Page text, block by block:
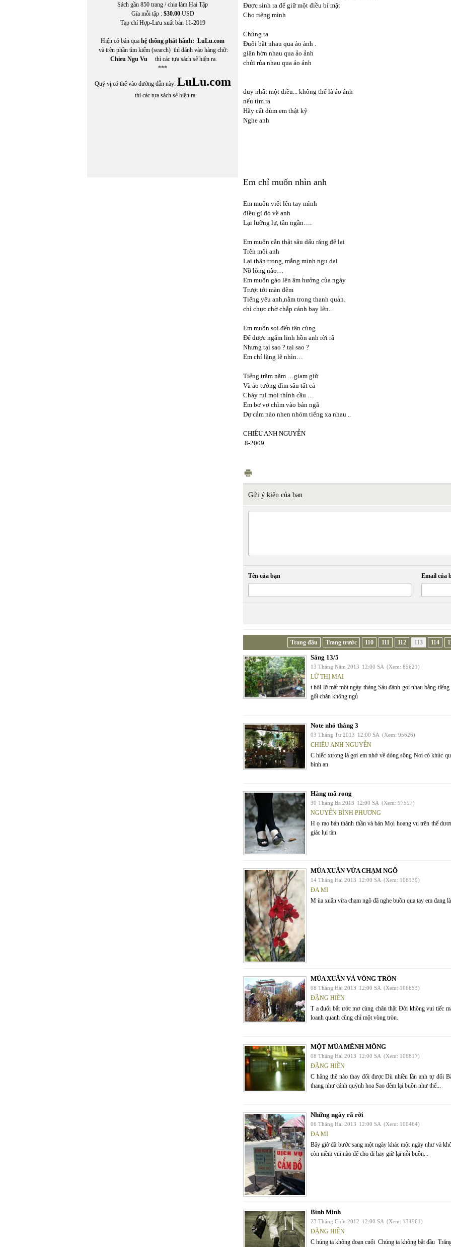
Sách gần 850 trang / chia làm Hai Tập
Gía mỗi tập : $30.00USD
Tạp chí Hợp-Lưu xuất bản 11-2019
Hiện có bán qua hệ thống phát hành: LuLu.com
và trên phần tìm kiếm (search) thì đánh vào hàng chữ:
Chieu Ngu Vu thì các tựa sách sẽ hiện ra.
***
Quý vị có thể vào đường dẫn này: LuLu.com
thì các tựa sách sẽ hiện ra.
Được sinh ra để giữ một điều bí mật
Cho riêng mình
Chúng ta
Đuổi bắt nhau qua ảo ảnh .
giận hờn nhau qua ảo ảnh
chửi rủa nhau qua ảo ảnh
duy nhất một điều... không thể là ảo ảnh
nếu tìm ra
Hãy cất dùm em thật kỹ
Nghe anh
Em chỉ muốn nhìn anh
Em muốn viết lên tay mình
điều gì đó về anh
Lại lưỡng lự, tần ngần….
Em muốn cắn thật sâu dấu răng để lại
Trên môi anh
Lại thận trọng, mắng mình ngu dại
Nỡ lòng nào…
Em muốn gào lên âm hưởng của ngày
Trượt tới màn đêm
Tiếng yêu anh,nằm trong thanh quản.
chỉ chực chờ chắp cánh bay lên..
Em muốn soi đến tận cùng
Để được ngắm linh hồn anh rời rã
Nhưng tại sao ? tại sao ?
Em chỉ lặng lẽ nhìn…
Tiếng trăm năm …giam giữ
Và ảo tưởng dìm sâu tất cả
Cháy rụi mọi thỉnh cầu …
Em bơ vơ chìm vào bản ngã
Dự cảm nào nhen nhóm tiếng xa nhau ..
CHIÊU ANH NGUYỄN
8-2009
Gửi ý kiến của bạn
Tên của bạn Email của
Trang đầu Trang trước 110 111 112 113 114
Sáng 13/5
13 Tháng Năm 2013 12:00 SA (Xem: 85621)
LỮ THỊ MAI
t hôi lỡ mất một ngày tháng Sáu đành gọi nhau bằng
gối chăn không ngủ
Note nhỏ tháng 3
03 Tháng Tư 2013 12:00 SA (Xem: 95626)
CHIÊU ANH NGUYỄN
C hiếc xương lá gợi em nhớ về dòng sông Nơi có khúc
bình an
Hàng mã rong
30 Tháng Ba 2013 12:00 SA (Xem: 97597)
NGUYỄN BÌNH PHƯƠNG
H ọ rao bán thánh thần và bán Mọi hoang vu trên thế
giác lụi tàn
MÙA XUÂN VỪA CHẠM NGÕ
14 Tháng Hai 2013 12:00 SA (Xem: 106139)
ĐA MI
M ùa xuân vừa chạm ngõ đã nghe buồn qua tay em đang
MÙA XUÂN VÀ VÒNG TRÒN
08 Tháng Hai 2013 12:00 SA (Xem: 106653)
ĐẶNG HIỀN
T a đuổi bắt ước mơ cùng chân thật Đời không vui tiếc
loanh quanh cũng chỉ một vòng tròn.
MỘT MÙA MÊNH MÔNG
08 Tháng Hai 2013 12:00 SA (Xem: 106817)
ĐẶNG HIỀN
C hẳng thể nào thay đổi được Dù nhiều lần anh tự dối
thang như cánh quỳnh hoa Sao đêm lại buồn như thế...
Những ngày rã rời
06 Tháng Hai 2013 12:00 SA (Xem: 100464)
ĐA MI
Bây giờ đã bước sang một ngày khác một ngày như và
còn niềm vui nào để cho đi hay giữ lại nỗi buồn...
Bình Minh
23 Tháng Chín 2012 12:00 SA (Xem: 134961)
ĐẶNG HIỀN
C húng ta không đoạn cuối Chúng ta không bắt đầu